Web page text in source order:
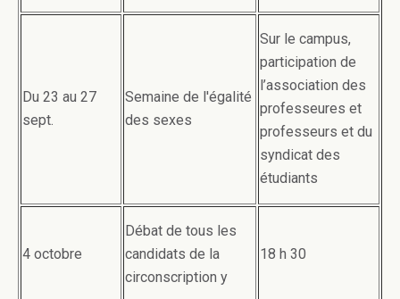
Du 23 au 27
sept.
Semaine de l'égalité
des sexes
Sur le campus,
participation de
l’association des
professeures et
professeurs et du
syndicat des
étudiants
4 octobre
Débat de tous les
candidats de la
circonscription y
18 h 30